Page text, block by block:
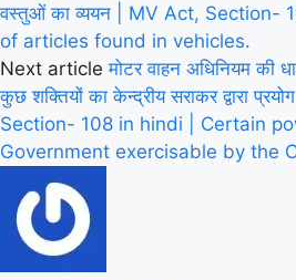
वस्तुओं का व्ययन | MV Act, Section-
of articles found in vehicles.
Next article मोटर वाहन अधिनियम की
कुछ शक्तियों का केन्द्रीय सराकर द्वारा
Section- 108 in hindi | Certain
Government exercisable by the